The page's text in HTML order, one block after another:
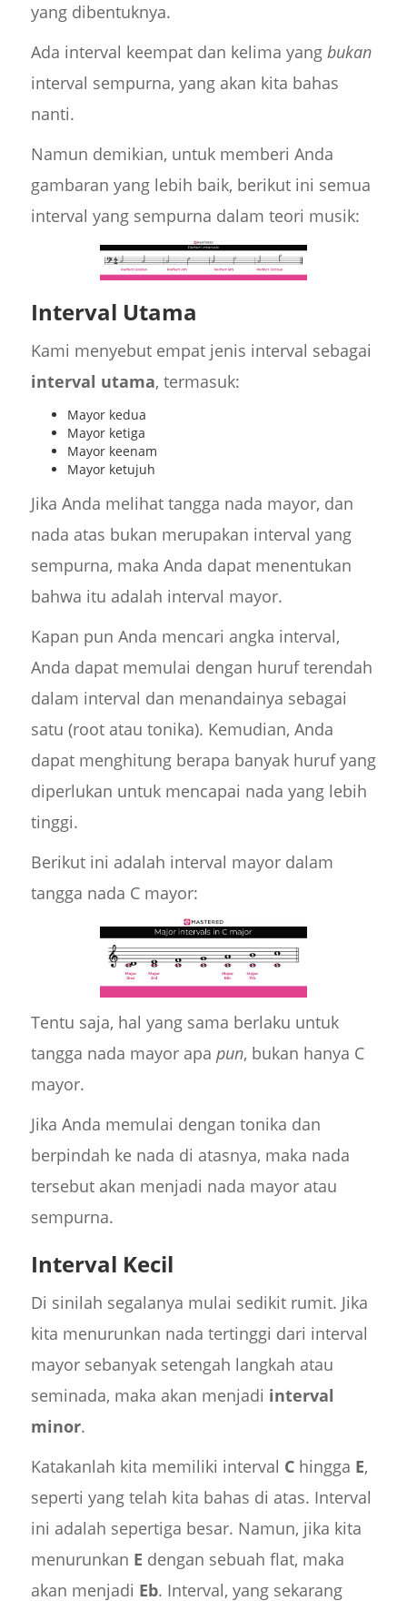
yang dibentuknya.
Ada interval keempat dan kelima yang bukan
interval sempurna, yang akan kita bahas
nanti.
Namun demikian, untuk memberi Anda
gambaran yang lebih baik, berikut ini semua
interval yang sempurna dalam teori musik:
Interval Utama
Kami menyebut empat jenis interval sebagai
interval utama, termasuk:
Mayor kedua
Mayor ketiga
Mayor keenam
Mayor ketujuh
Jika Anda melihat tangga nada mayor, dan
nada atas bukan merupakan interval yang
sempurna, maka Anda dapat menentukan
bahwa itu adalah interval mayor.
Kapan pun Anda mencari angka interval,
Anda dapat memulai dengan huruf terendah
dalam interval dan menandainya sebagai
satu (root atau tonika). Kemudian, Anda
dapat menghitung berapa banyak huruf yang
diperlukan untuk mencapai nada yang lebih
tinggi.
Berikut ini adalah interval mayor dalam
tangga nada C mayor:
Tentu saja, hal yang sama berlaku untuk
tangga nada mayor apa pun, bukan hanya C
mayor.
Jika Anda memulai dengan tonika dan
berpindah ke nada di atasnya, maka nada
tersebut akan menjadi nada mayor atau
sempurna.
Interval Kecil
Di sinilah segalanya mulai sedikit rumit. Jika
kita menurunkan nada tertinggi dari interval
mayor sebanyak setengah langkah atau
seminada, maka akan menjadi interval
minor.
Katakanlah kita memiliki interval Chingga E,
seperti yang telah kita bahas di atas. Interval
ini adalah sepertiga besar. Namun, jika kita
menurunkan E dengan sebuah flat, maka
akan menjadi Eb. Interval, yang sekarang